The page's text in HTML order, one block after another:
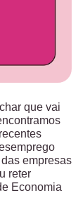
que vai
empresas
reter
Economia